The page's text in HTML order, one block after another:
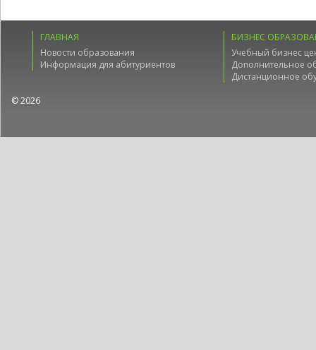
ГЛАВНАЯ
Новости образования
Информация для абитуриентов
БИЗНЕС
Учебный бизнес
Дополнительное
Дистанционное
© 2026